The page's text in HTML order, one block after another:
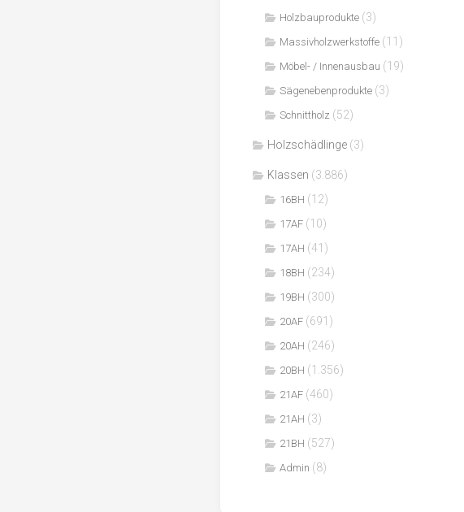
Holzbauprodukte (3)
Massivholzwerkstoffe (11)
Möbel- / Innenausbau (19)
Sägenebenprodukte (3)
Schnittholz (52)
Holzschädlinge (3)
Klassen (3.886)
16BH (12)
17AF (10)
17AH (41)
18BH (234)
19BH (300)
20AF (691)
20AH (246)
20BH (1.356)
21AF (460)
21AH (3)
21BH (527)
Admin (8)